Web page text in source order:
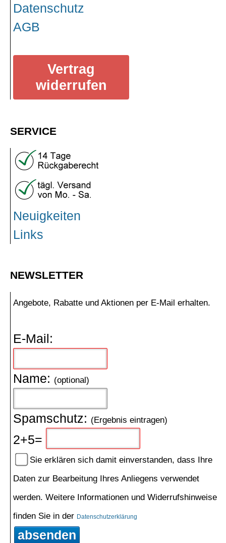
Datenschutz
AGB
Vertrag
widerrufen
SERVICE
Neuigkeiten
Links
NEWSLETTER
Angebote, Rabatte und Aktionen per E-Mail erhalten.
E-Mail:
Name: (optional)
Spamschutz: (Ergebnis eintragen)
2+5=
Sie erklären sich damit einverstanden, dass Ihre
Daten zur Bearbeitung Ihres Anliegens verwendet
werden. Weitere Informationen und Widerrufshinweise
finden Sie in der Datenschutzerklärung
absenden